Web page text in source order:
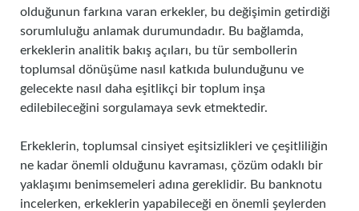
olduğunun farkına varan erkekler, bu değişimin getirdiği
sorumluluğu anlamak durumundadır. Bu bağlamda,
erkeklerin analitik bakış açıları, bu tür sembollerin
toplumsal dönüşüme nasıl katkıda bulunduğunu ve
gelecekte nasıl daha eşitlikçi bir toplum inşa
edilebileceğini sorgulamaya sevk etmektedir.
Erkeklerin, toplumsal cinsiyet eşitsizlikleri ve çeşitliliğin
ne kadar önemli olduğunu kavraması, çözüm odaklı bir
yaklaşımı benimsemeleri adına gereklidir. Bu banknotu
incelerken, erkeklerin yapabileceği en önemli şeylerden